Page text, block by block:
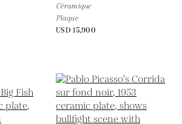
Céramique
Plaque
USD 15,900